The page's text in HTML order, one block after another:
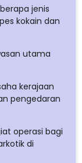
jenis
kokain dan
utama
kerajaan
pengedaran
operasi bagi
di